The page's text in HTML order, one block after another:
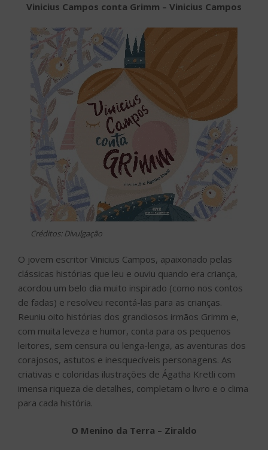
Vinicius Campos conta Grimm – Vinicius Campos
Créditos: Divulgação
O jovem escritor Vinicius Campos, apaixonado pelas
clássicas histórias que leu e ouviu quando era criança,
acordou um belo dia muito inspirado (como nos contos
de fadas) e resolveu recontá-las para as crianças.
Reuniu oito histórias dos grandiosos irmãos Grimm e,
com muita leveza e humor, conta para os pequenos
leitores, sem censura ou lenga-lenga, as aventuras dos
corajosos, astutos e inesquecíveis personagens. As
criativas e coloridas ilustrações de Ágatha Kretli com
imensa riqueza de detalhes, completam o livro e o clima
para cada história.
O Menino da Terra – Ziraldo